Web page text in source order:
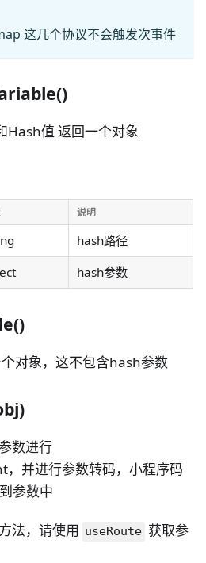
这几个协议不会触发次事件
Hash值 返回一个对象
说明
hash路径
hash参数
对象，这不包含hash参数
数进行
并进行参数转码，小程序码
参数中
法，请使用 useRoute 获取参